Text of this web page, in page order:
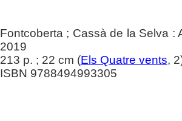
Fontcoberta ; Cassà de la Selva :
2019
213 p. ; 22 cm (Els Quatre vents,
ISBN 9788494993305